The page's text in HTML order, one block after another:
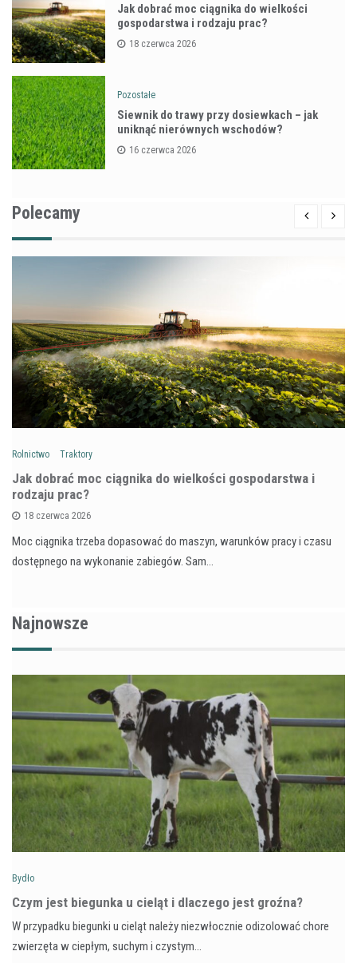
Jak dobrać moc ciągnika do wielkości
gospodarstwa i rodzaju prac?
18 czerwca 2026
Pozostałe
Siewnik do trawy przy dosiewkach – jak
uniknąć nierównych wschodów?
16 czerwca 2026
Polecamy
Rolnictwo Traktory
Jak dobrać moc ciągnika do wielkości gospodarstwa i
rodzaju prac?
18 czerwca 2026
Moc ciągnika trzeba dopasować do maszyn, warunków pracy i czasu
dostępnego na wykonanie zabiegów. Sam…
Najnowsze
Bydło
Czym jest biegunka u cieląt i dlaczego jest groźna?
W przypadku biegunki u cieląt należy niezwłocznie odizolować chore
zwierzęta w ciepłym, suchym i czystym…